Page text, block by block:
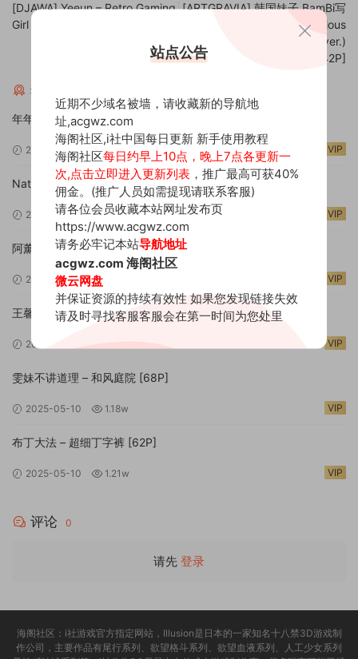
[DJAWA] Yeeun – Retro Gaming
Girl [89P]
[ARTGRAVIA] 韩国妹子 BamBi写
真 – Azur Lane – Illustrious
(Never-Ending Tea Party ver.)
[42P]
猜你喜欢
年年Nnian – 城 [46P]
2025-05-10 1.38w VIP
Natsuko夏夏子 – 黑神话悟空 萍萍 [76P]
2025-05-10 1.36w VIP
阿薰kaOri – 小薰和牛奶 [57P]
2025-05-10 1.16w VIP
王馨瑶Yanni 独家系列丝里瑶 [77P]
2025-05-10 VIP
雯妹不讲道理 – 和风庭院 [68P]
2025-05-10 1.18w VIP
布丁大法 – 超细丁字裤 [62P]
2025-05-10 1.21w VIP
评论 0
请先 登录
海阁社区：i社游戏官方指定网站，Illusion是日本的一家知名十八禁3D游戏制
作公司，主要作品有尾行系列、欲望格斗系列、欲望血液系列、人工少女系列
站点公告
近期不少域名被墙，请收藏新的导航地
址,acgwz.com
海阁社区,i社中国每日更新 新手使用教程
海阁社区每日约早上10点，晚上7点各更新一
次,点击立即进入更新列表 ，推广最高可获40%
佣金。(推广人员如需提现请联系客服)
请各位会员收藏本站网址发布页
https://www.acgwz.com
请务必牢记本站导航地址
acgwz.com 海阁社区
微云网盘
并保证资源的持续有效性 如果您发现链接失效
请及时寻找客服客服会在第一时间为您处里